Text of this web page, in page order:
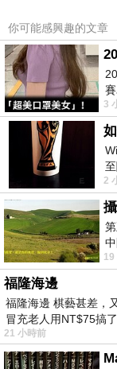
一家『餛飩湯
勞對面、還有
我說的這些
了。
下次來左營
過了左營南
勞對面），你
你招手，可不
Edward
你可能感興趣的文章
3
2
19
福隆海邊
福隆海邊 棋藝甚差，
冒充老人用NT$75搞
21 小時前